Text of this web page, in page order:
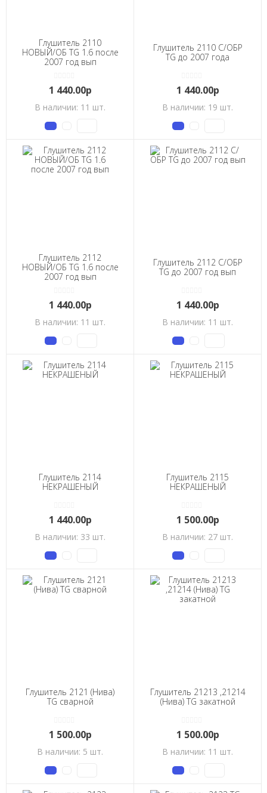
Глушитель 2110
НОВЫЙ/ОБ ТG 1.6 после
2007 год вып
1 440.00р
В наличии: 11 шт.
Глушитель 2110 С/ОБР
ТG до 2007 года
1 440.00р
В наличии: 19 шт.
Глушитель 2112
НОВЫЙ/ОБ ТG 1.6 после
2007 год вып
1 440.00р
В наличии: 11 шт.
Глушитель 2112 С/ОБР
TG до 2007 год вып
1 440.00р
В наличии: 11 шт.
Глушитель 2114
НЕКРАШЕНЫЙ
1 440.00р
В наличии: 33 шт.
Глушитель 2115
НЕКРАШЕНЫЙ
1 500.00р
В наличии: 27 шт.
Глушитель 2121 (Нива)
TG сварной
1 500.00р
В наличии: 5 шт.
Глушитель 21213 ,21214
(Нива) TG закатной
1 500.00р
В наличии: 11 шт.